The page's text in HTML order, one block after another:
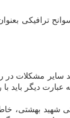
سوانح ترافیكی
سایر
دیگر باید
علوم